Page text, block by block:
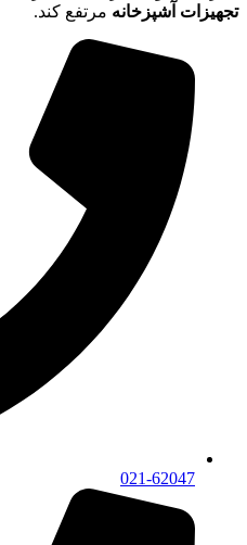
تجهیزات آشپزخانه مرتفع کند.
021-62047